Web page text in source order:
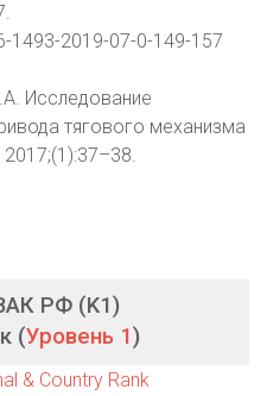
1493-2019-07-0-149-157
Исследование
тягового механизма
РФ (K1)
(Уровень 1)